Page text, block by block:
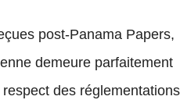
post-Panama Papers,
demeure parfaitement
des réglementations